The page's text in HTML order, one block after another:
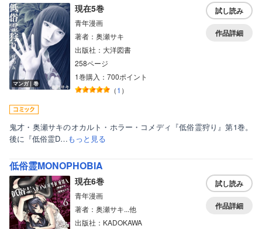
マンガ｜巻
現在5巻
青年漫画
著者：奥瀬サキ
出版社：大洋図書
258ページ
1巻購入：700ポイント
（1 ）
試し読み
作品詳細
鬼才・奥瀬サキのオカルト・ホラー・コメディ『低俗霊狩り』第1巻。
後に『低俗霊D…もっと見る
低俗霊MONOPHOBIA
現在6巻
青年漫画
著者：奥瀬サキ...他
出版社：KADOKAWA
試し読み
作品詳細